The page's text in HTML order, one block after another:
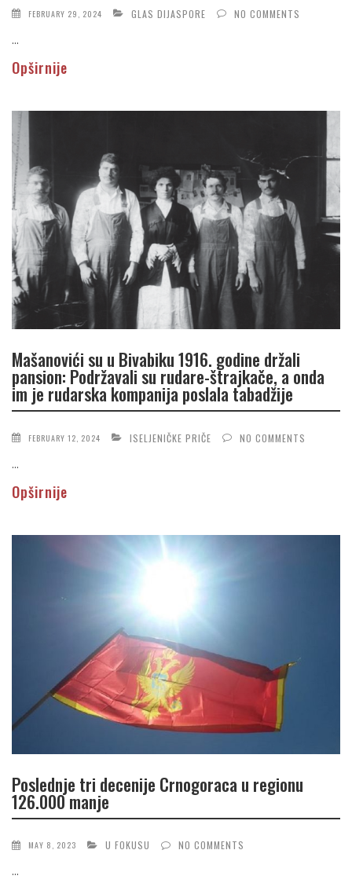
FEBRUARY 29, 2024 GLAS DIJASPORE NO COMMENTS
...
Opširnije
Mašanovići su u Bivabiku 1916. godine držali
pansion: Podržavali su rudare-štrajkače, a onda
im je rudarska kompanija poslala tabadžije
FEBRUARY 12, 2024 ISELJENIČKE PRIČE NO COMMENTS
...
Opširnije
Poslednje tri decenije Crnogoraca u regionu
126.000 manje
MAY 8, 2023 U FOKUSU NO COMMENTS
...